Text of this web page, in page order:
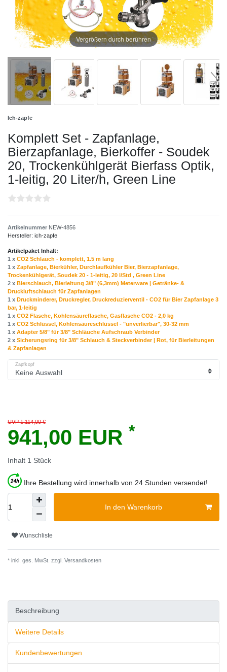
Vergrößern durch berühren
Ich-zapfe
Komplett Set - Zapfanlage,
Bierzapfanlage, Bierkoffer - Soudek
20, Trockenkühlgerät Bierfass Optik,
1-leitig, 20 Liter/h, Green Line
Artikelnummer NEW-4856
Hersteller: ich-zapfe
Artikelpaket Inhalt:
1 x CO2 Schlauch - komplett, 1.5 m lang
1 x Zapfanlage, Bierkühler, Durchlaufkühler Bier, Bierzapfanlage,
Trockenkühlgerät, Soudek 20 - 1-leitig, 20 l/Std , Green Line
2 x Bierschlauch, Bierleitung 3/8" (6,3mm) Meterware | Getränke- &
Druckluftschlauch für Zapfanlagen
1 x Druckminderer, Druckregler, Druckreduzierventil - CO2 für Bier Zapfanlage 3
bar, 1-leitig
1 x CO2 Flasche, Kohlensäureflasche, Gasflasche CO2 - 2,0 kg
1 x CO2 Schlüssel, Kohlensäureschlüssel - "unverlierbar", 30-32 mm
1 x Adapter 5/8" für 3/8" Schläuche Aufschraub Verbinder
2 x Sicherungsring für 3/8" Schlauch & Steckverbinder | Rot, für Bierleitungen
& Zapfanlagen
Zapfkopf
UVP 1.114,00 €
941,00 EUR *
Inhalt 1 Stück
Ihre Bestellung wird innerhalb von 24 Stunden versendet!
In den Warenkorb
Wunschliste
* inkl. ges. MwSt. zzgl. Versandkosten
Beschreibung
Weitere Details
Kundenbewertungen